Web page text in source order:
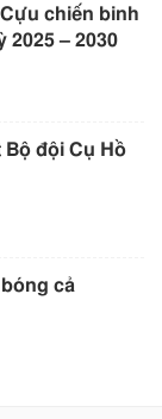
chiến binh
2025 – 2030
Bộ đội Cụ Hồ
cả